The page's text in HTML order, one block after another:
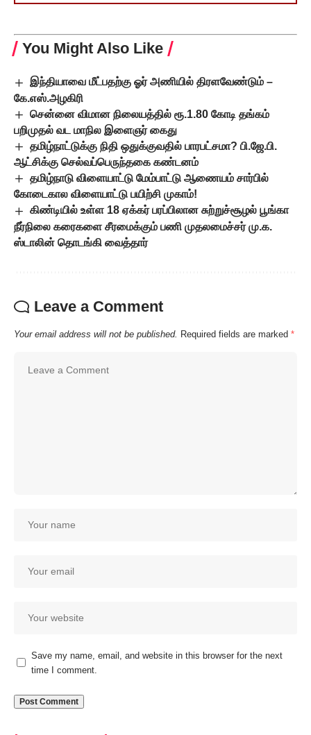
You Might Also Like
இந்தியாவை மீட்பதற்கு ஓர் அணியில் திரளவேண்டும் –
கே.எஸ்.அழகிரி
சென்னை விமான நிலையத்தில் ரூ.1.80 கோடி தங்கம்
பறிமுதல் வட மாநில இளைஞர் கைது
தமிழ்நாட்டுக்கு நிதி ஒதுக்குவதில் பாரபட்சமா? பி.ஜே.பி.
ஆட்சிக்கு செல்வப்பெருந்தகை கண்டனம்
தமிழ்நாடு விளையாட்டு மேம்பாட்டு ஆணையம் சார்பில்
கோடைகால விளையாட்டு பயிற்சி முகாம்!
கிண்டியில் உள்ள 18 ஏக்கர் பரப்பிலான சுற்றுச்சூழல் பூங்கா
நீர்நிலை கரைகளை சீரமைக்கும் பணி முதலமைச்சர் மு.க.
ஸ்டாலின் தொடங்கி வைத்தார்
Leave a Comment
Your email address will not be published. Required fields are marked *
Save my name, email, and website in this browser for the next
time I comment.